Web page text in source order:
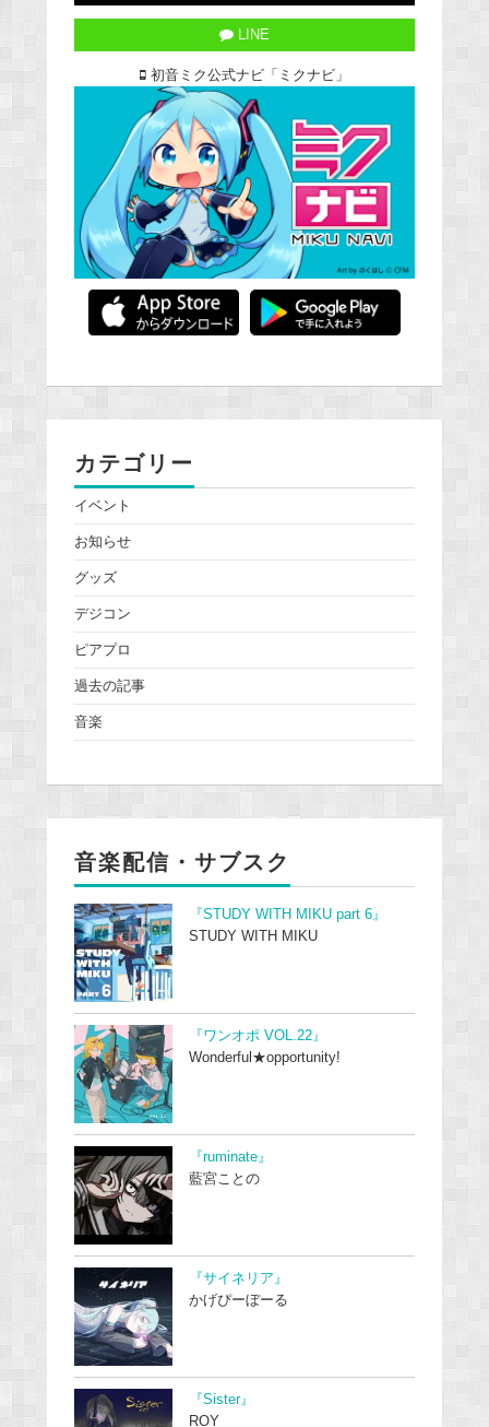
LINE
初音ミク公式ナビ「ミクナビ」
カテゴリー
イベント
お知らせ
グッズ
デジコン
ピアプロ
過去の記事
音楽
音楽配信・サブスク
『STUDY WITH MIKU part 6』
STUDY WITH MIKU
『ワンオポ VOL.22』
Wonderful★opportunity!
『ruminate』
藍宮ことの
『サイネリア』
かげぴーぼーる
『Sister』
ROY